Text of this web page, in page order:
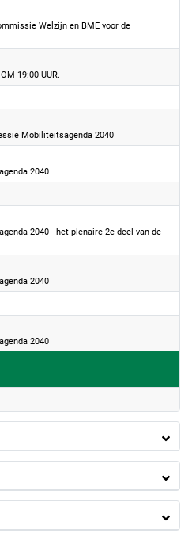
Welzijn en BME voor de
19:00 UUR.
Mobiliteitsagenda 2040
2040
2040 - het plenaire 2e deel van de
2040
2040